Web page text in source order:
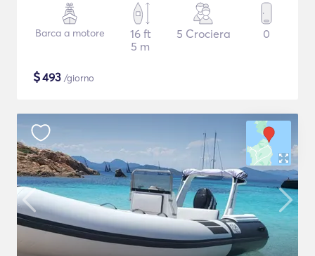
Barca a motore
16 ft
5 m
5 Crociera 0
$493 /giorno